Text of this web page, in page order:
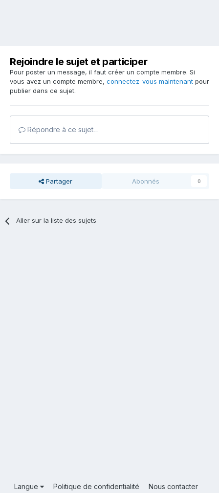
Rejoindre le sujet et participer
Pour poster un message, il faut créer un compte membre. Si
vous avez un compte membre, connectez-vous maintenant pour
publier dans ce sujet.
Répondre à ce sujet…
Partager Abonnés 0
Aller sur la liste des sujets
Langue Politique de confidentialité
Nous contacter